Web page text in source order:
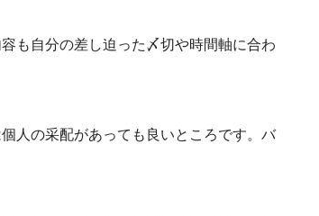
も自分の差し迫った〆切や時間軸に合わ
人の采配があっても良いところです。バ